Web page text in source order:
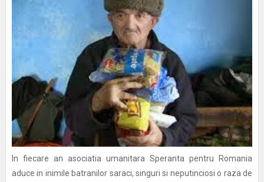
In fiecare an asociatia umanitara Speranta pentru Romania
aduce in inimile batranilor saraci, singuri si neputinciosi o raza de